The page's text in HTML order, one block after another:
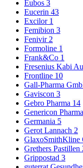
Eubos 3
Eucerin 43
Excilor 1
Femibion 3
Fenivir 2
Formoline 1
Frank&Co 1
Fresenius Kabi
Frontline 10
Gall-Pharma
Gaviscon 3
Gebro Pharma 14
Genericon Pharma
Germania 5
Gerot Lannach 2
GlaxoSmithKline
Grethers Pastillen
Grippostad 3